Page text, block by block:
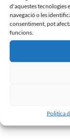
d'aquestes tecnologies
navegació o les
consentiment, pot
funcions.
Politica
13 punts –
12 punts – Celta
11 punts –
2 punts –